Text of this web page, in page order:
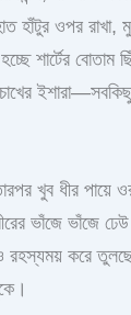
হাঁটুর ওপর
শার্টের
খুব ধীর পায়ে
ভাঁজে ভাঁজে
রহস্যময় করে